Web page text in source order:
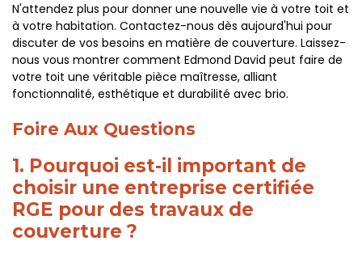
N'attendez plus pour donner une nouvelle vie à votre toit et
à votre habitation. Contactez-nous dès aujourd'hui pour
discuter de vos besoins en matière de couverture. Laissez-
nous vous montrer comment Edmond David peut faire de
votre toit une véritable pièce maîtresse, alliant
fonctionnalité, esthétique et durabilité avec brio.
Foire Aux Questions
1. Pourquoi est-il important de
choisir une entreprise certifiée
RGE pour des travaux de
couverture ?